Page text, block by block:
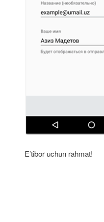
E’tibor uchun rahmat!